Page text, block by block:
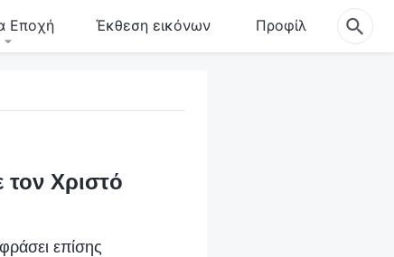
Εποχή Έκθεση εικόνων Προφίλ
Χριστό
επίσης